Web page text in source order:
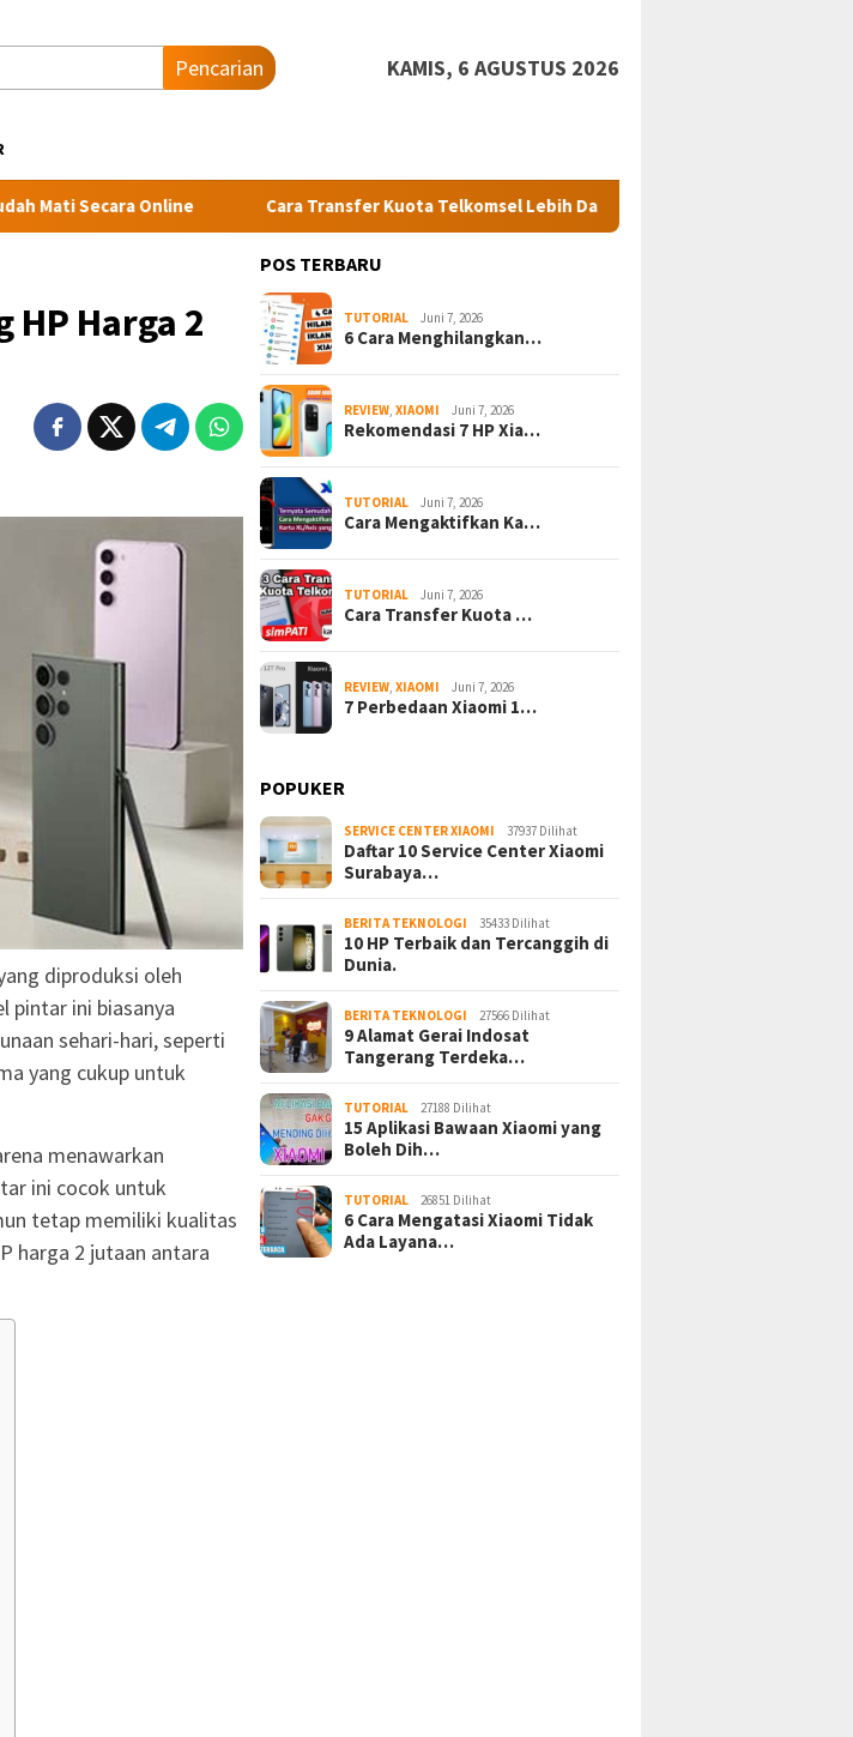
Pencarian KAMIS, 6 AGUSTUS 2026
Online Cara Transfer Kuota Telkomsel Lebih Dari 1 GB Gratis
HP Harga 2
diproduksi oleh
pintar ini biasanya
sehari-hari, seperti
yang cukup untuk
menawarkan
ini cocok untuk
tetap memiliki kualitas
harga 2 jutaan antara
POS TERBARU
TUTORIAL Juni 7, 2026
6 Cara Menghilangkan…
REVIEW,XIAOMI Juni 7, 2026
Rekomendasi 7 HP Xia…
TUTORIAL Juni 7, 2026
Cara Mengaktifkan Ka…
TUTORIAL Juni 7, 2026
Cara Transfer Kuota …
REVIEW,XIAOMI Juni 7, 2026
7 Perbedaan Xiaomi 1…
POPUKER
SERVICE CENTER XIAOMI 37937 Dilihat
Daftar 10 Service Center Xiaomi
Surabaya…
BERITA TEKNOLOGI 35433 Dilihat
10 HP Terbaik dan Tercanggih di
Dunia.
BERITA TEKNOLOGI 27566 Dilihat
9 Alamat Gerai Indosat
Tangerang Terdeka…
TUTORIAL 27188 Dilihat
15 Aplikasi Bawaan Xiaomi yang
Boleh Dih…
TUTORIAL 26851 Dilihat
6 Cara Mengatasi Xiaomi Tidak
Ada Layana…